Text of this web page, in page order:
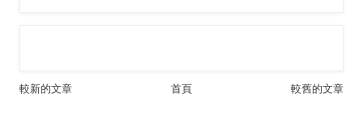
較新的文章 較舊的文章
首頁